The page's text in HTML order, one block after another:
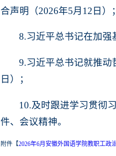
合声明（2026年5月12日）
8.习近平总书记在加强
9.习近平总书记就推动
日）；
10.及时跟进学习贯彻
件、会议精神。
附件【2026年6月安徽外国语学院教职工政